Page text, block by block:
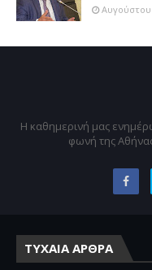
Αυγούστου
Η καθημερινή μας
φωνή της
ΤΥΧΑΙΑ ΑΡΘΡΑ